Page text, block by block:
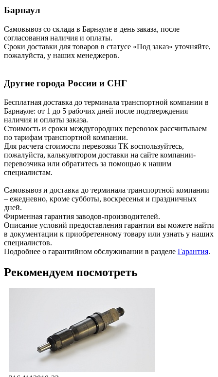
Барнаул
Самовывоз со склада в Барнауле в день заказа, после
согласования наличия и оплаты.
Сроки доставки для товаров в статусе «Под заказ» уточняйте,
пожалуйста, у наших менеджеров.
Другие города России и СНГ
Бесплатная доставка до терминала транспортной компании в
Барнауле: от 1 до 5 рабочих дней после подтверждения
наличия и оплаты заказа.
Стоимость и сроки междугородних перевозок рассчитываем
по тарифам транспортной компании.
Для расчета стоимости перевозки ТК воспользуйтесь,
пожалуйста, калькулятором доставки на сайте компании-
перевозчика или обратитесь за помощью к нашим
специалистам.
Самовывоз и доставка до терминала транспортной компании
– ежедневно, кроме субботы, воскресенья и праздничных
дней.
Фирменная гарантия заводов-производителей.
Описание условий предоставления гарантии вы можете найти
в документации к приобретенному товару или узнать у наших
специалистов.
Подробнее о гарантийном обслуживании в разделе Гарантия.
Рекомендуем посмотреть